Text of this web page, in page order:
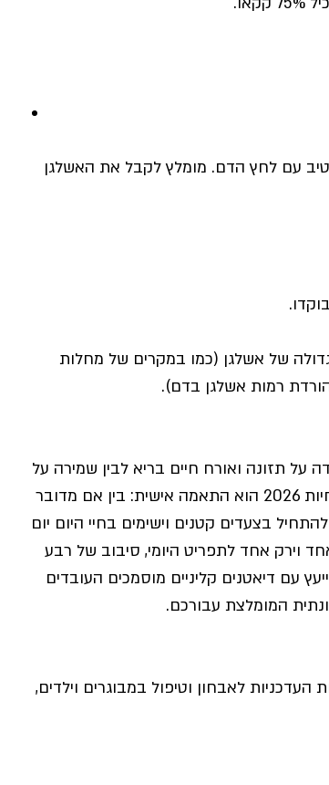
עם לחץ הדם. מומלץ לקבל את האשלגן
של אשלגן (כמו במקרים של מחלות
רמות אשלגן בדם).
על תזונה ואורח חיים בריא לבין שמירה על
איכות חיים ומניעת חסרים תזונתיים. הדגש המרכזי בהנחיות 2026 הוא התאמה אישית: בין אם מדובר
בצעדים קטנים וישימים בחיי היום יום
אחד לתפריט היומי, סיבוב של רבע
עם דיאטנים קליניים מוסמכים העובדים
המומלצת עבורכם.
לאבחון וטיפול במבוגרים וילדים,